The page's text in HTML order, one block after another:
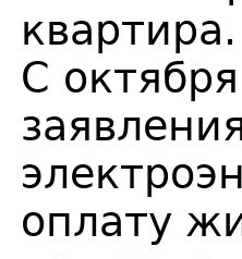
квартира.
С
оплату